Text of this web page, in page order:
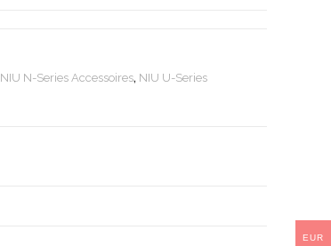
NIU N-Series Accessoires, NIU U-Series
EUR